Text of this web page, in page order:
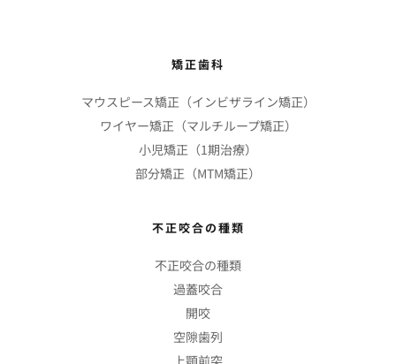
矯正歯科
マウスピース矯正（インビザライン矯正）
ワイヤー矯正（マルチループ矯正）
小児矯正（1期治療）
部分矯正（MTM矯正）
不正咬合の種類
不正咬合の種類
過蓋咬合
開咬
空隙歯列
上顎前突